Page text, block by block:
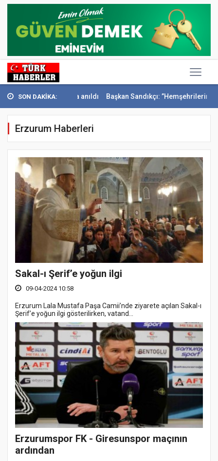
SON DAKİKA:
anıldı Başkan Sandıkçı: ”Hemşehrilerimizle olan güçl...
Erzurum Haberleri
Sakal-ı Şerif’e yoğun ilgi
09-04-2024 10:58
Erzurum Lala Mustafa Paşa Camii’nde ziyarete açılan Sakal-ı
Şerif’e yoğun ilgi gösterilirken, vatand...
Erzurumspor FK - Giresunspor maçının
ardından